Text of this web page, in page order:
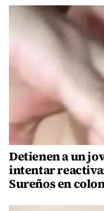
Detienen a un
intentar
Sureños en